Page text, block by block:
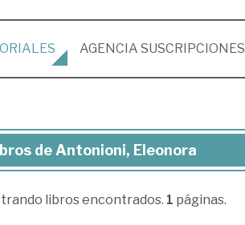
AGENCIA SUSCRIPCIONES
de Antonioni, Eleonora
libros encontrados. 1 páginas.